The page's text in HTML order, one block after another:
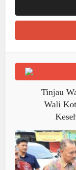
Tinjau
Wali